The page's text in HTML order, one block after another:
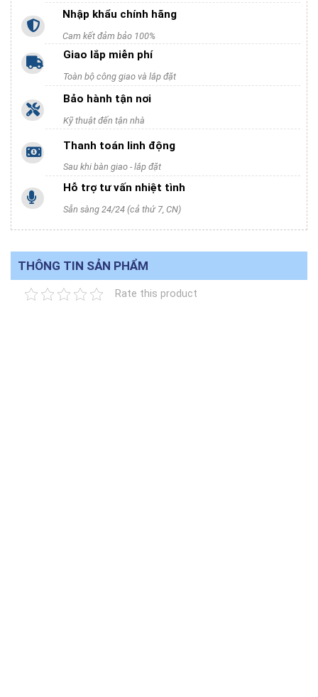
Nhập khẩu chính hãng
Cam kết đảm bảo 100%
Giao lắp miễn phí
Toàn bộ công giao và lắp đặt
Bảo hành tận nơi
Kỹ thuật đến tận nhà
Thanh toán linh động
Sau khi bàn giao - lắp đặt
Hỗ trợ tư vấn nhiệt tình
Sẵn sàng 24/24 (cả thứ 7, CN)
THÔNG TIN SẢN PHẨM
Rate this product